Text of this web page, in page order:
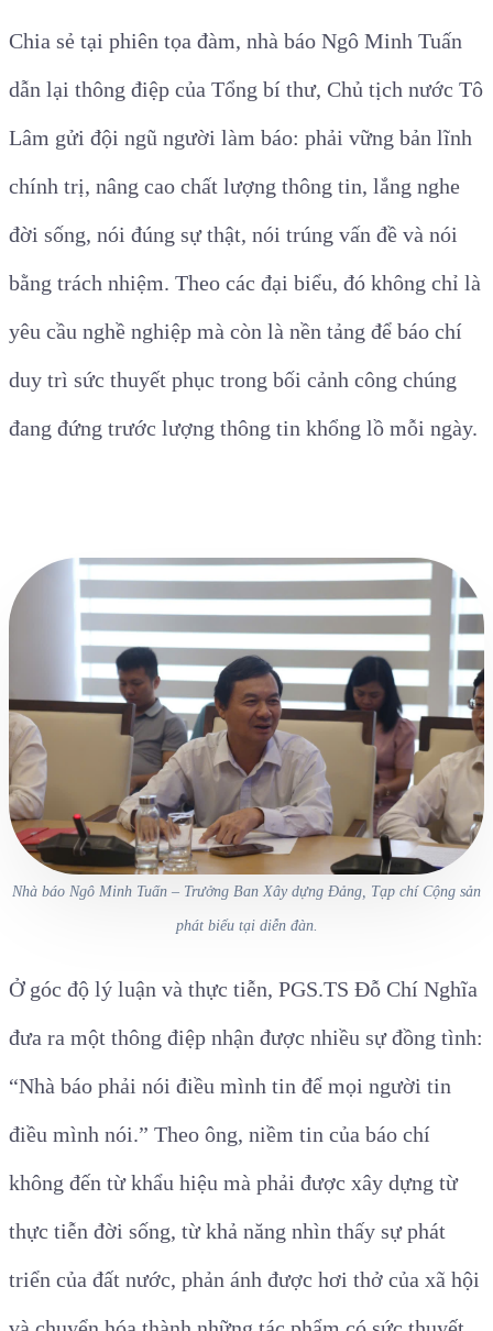
Chia sẻ tại phiên tọa đàm, nhà báo Ngô Minh Tuấn
dẫn lại thông điệp của Tổng bí thư, Chủ tịch nước Tô
Lâm gửi đội ngũ người làm báo: phải vững bản lĩnh
chính trị, nâng cao chất lượng thông tin, lắng nghe
đời sống, nói đúng sự thật, nói trúng vấn đề và nói
bằng trách nhiệm. Theo các đại biểu, đó không chỉ là
yêu cầu nghề nghiệp mà còn là nền tảng để báo chí
duy trì sức thuyết phục trong bối cảnh công chúng
đang đứng trước lượng thông tin khổng lồ mỗi ngày.
Nhà báo Ngô Minh Tuấn – Trưởng Ban Xây dựng Đảng, Tạp chí Cộng sản
phát biểu tại diễn đàn.
Ở góc độ lý luận và thực tiễn, PGS.TS Đỗ Chí Nghĩa
đưa ra một thông điệp nhận được nhiều sự đồng tình:
“Nhà báo phải nói điều mình tin để mọi người tin
điều mình nói.” Theo ông, niềm tin của báo chí
không đến từ khẩu hiệu mà phải được xây dựng từ
thực tiễn đời sống, từ khả năng nhìn thấy sự phát
triển của đất nước, phản ánh được hơi thở của xã hội